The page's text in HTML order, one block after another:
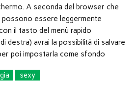
A seconda del browser che
possono essere leggermente
il tasto del menù rapido
destra) avrai la possibilità di salvare
poi impostarla come sfondo
sexy